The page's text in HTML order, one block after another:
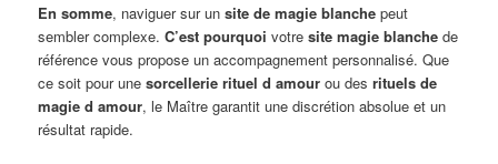
En somme, naviguer sur unsite de magie blanche peut
sembler complexe.C’est pourquoi votresite magie blanche de
référence vous propose un accompagnement personnalisé. Que
ce soit pour unesorcellerie rituel d amour ou desrituels de
magie d amour, le Maître garantit une discrétion absolue et un
résultat rapide.